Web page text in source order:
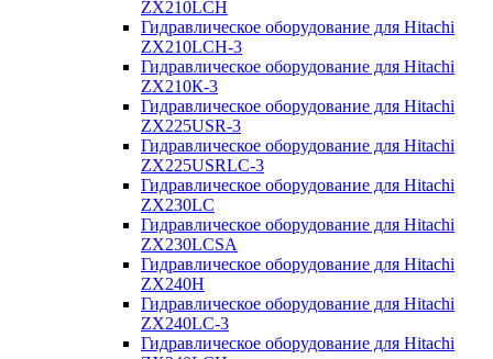
ZX210LCH
Гидравлическое оборудование для Hitachi
ZX210LCH-3
Гидравлическое оборудование для Hitachi
ZX210К-3
Гидравлическое оборудование для Hitachi
ZX225USR-3
Гидравлическое оборудование для Hitachi
ZX225USRLC-3
Гидравлическое оборудование для Hitachi
ZX230LC
Гидравлическое оборудование для Hitachi
ZX230LCSA
Гидравлическое оборудование для Hitachi
ZX240H
Гидравлическое оборудование для Hitachi
ZX240LC-3
Гидравлическое оборудование для Hitachi